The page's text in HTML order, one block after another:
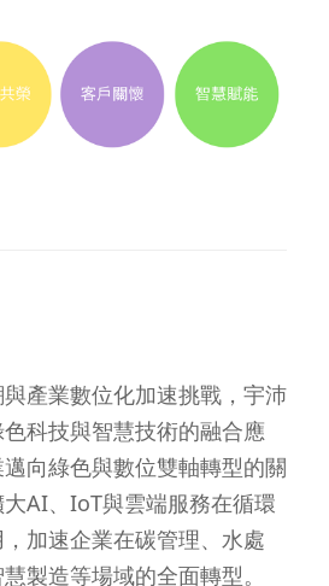
產業數位化加速挑戰，宇沛
科技與智慧技術的融合應
向綠色與數位雙軸轉型的關
AI、IoT與雲端服務在循環
加速企業在碳管理、水處
製造等場域的全面轉型。